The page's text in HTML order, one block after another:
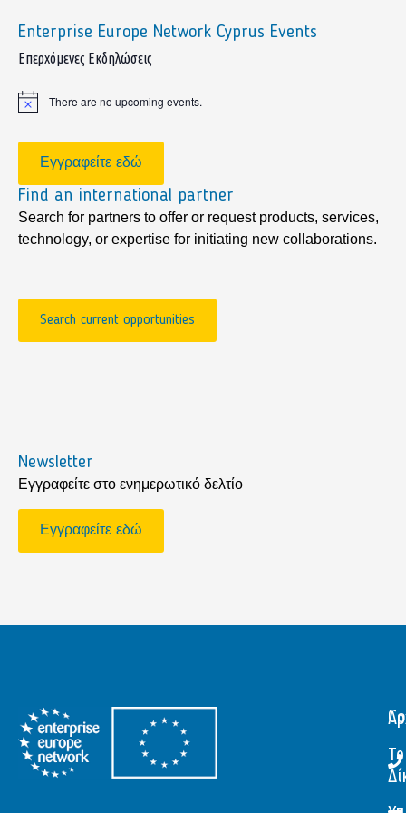
Enterprise Europe Network Cyprus Events
sidebar
Επερχόμενες Εκδηλώσεις
Notice There are no upcoming events.
Εγγραφείτε εδώ
Find an international partner
Search for partners to offer or request products, services,
technology, or expertise for initiating new collaborations.
Search current opportunities
Newsletter
Εγγραφείτε στο ενημερωτικό δελτίο
Εγγραφείτε εδώ
Το